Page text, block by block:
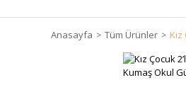
Anasayfa Tüm Ürünler